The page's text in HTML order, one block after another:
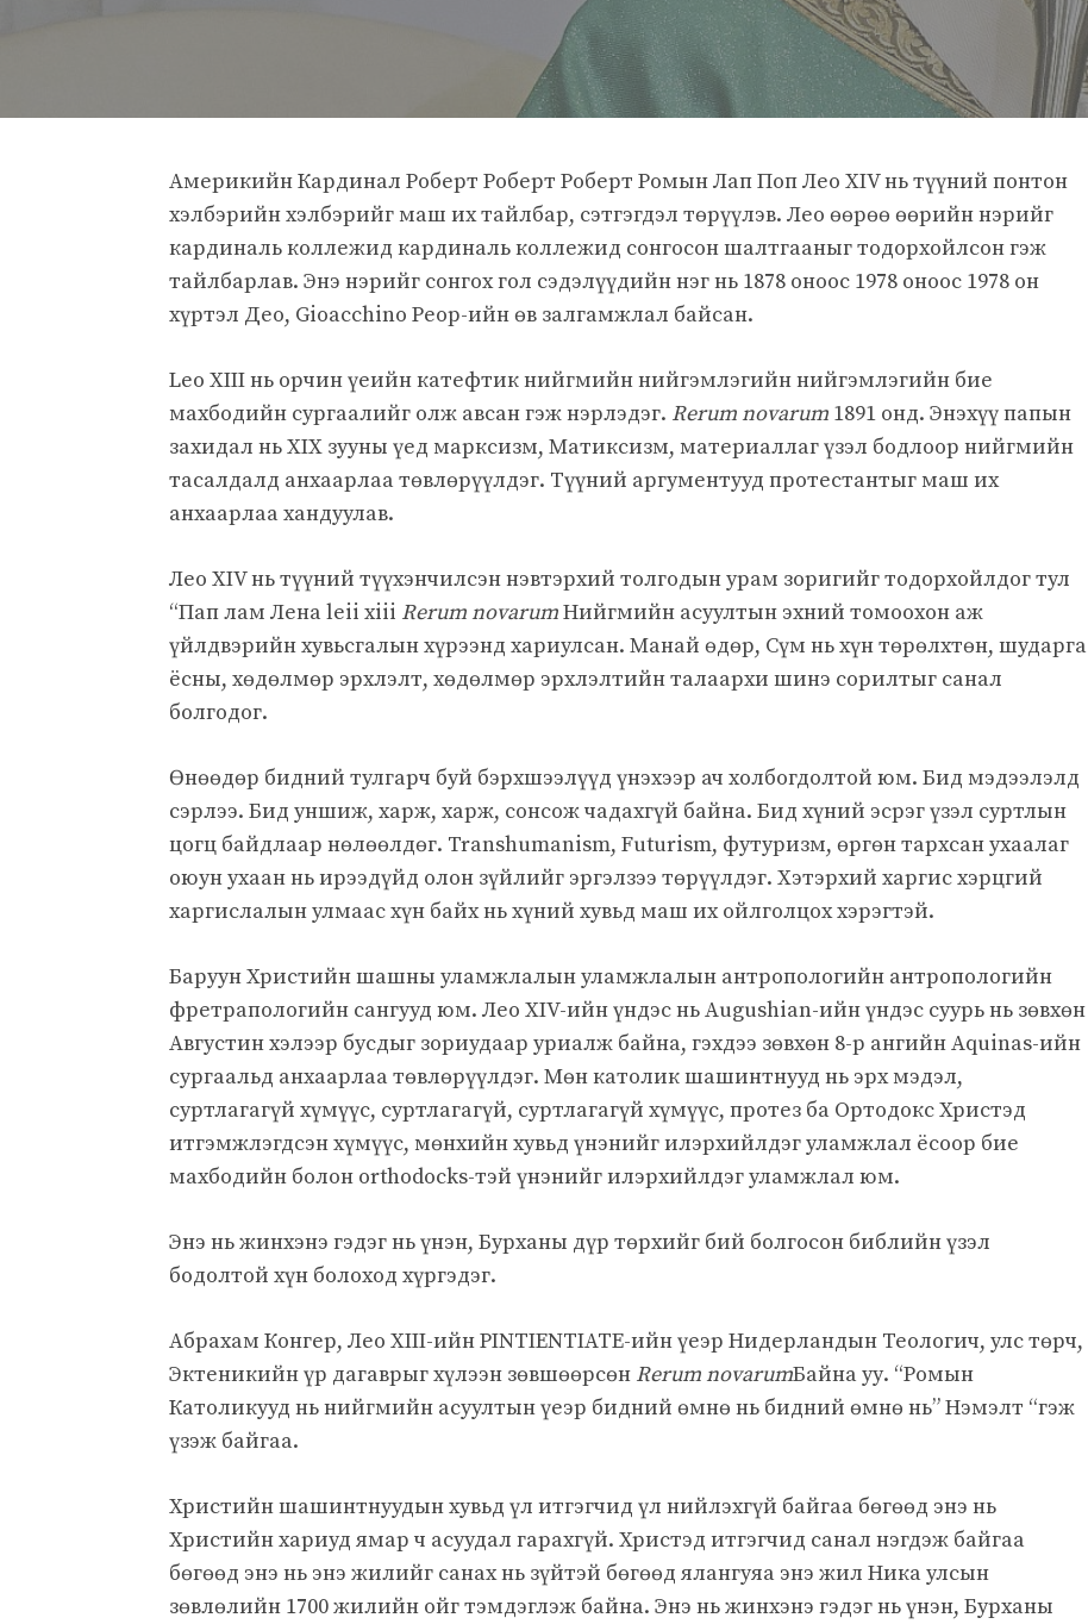
Америкийн Кардинал Роберт Роберт Роберт Ромын Лап Поп Лео XIV нь түүний понтон
хэлбэрийн хэлбэрийг маш их тайлбар, сэтгэгдэл төрүүлэв. Лео өөрөө өөрийн нэрийг
кардиналь коллежид кардиналь коллежид сонгосон шалтгааныг тодорхойлсон гэж
тайлбарлав. Энэ нэрийг сонгох гол сэдэлүүдийн нэг нь 1878 оноос 1978 оноос 1978 он
хүртэл Део, Gioacchino Peop-ийн өв залгамжлал байсан.
Leo XIII нь орчин үеийн катефтик нийгмийн нийгэмлэгийн нийгэмлэгийн бие
махбодийн сургаалийг олж авсан гэж нэрлэдэг. Rerum novarum 1891 онд. Энэхүү папын
захидал нь XIX зууны үед марксизм, Матиксизм, материаллаг үзэл бодлоор нийгмийн
тасалдалд анхаарлаа төвлөрүүлдэг. Түүний аргументууд протестантыг маш их
анхаарлаа хандуулав.
Лео XIV нь түүний түүхэнчилсэн нэвтэрхий толгодын урам зоригийг тодорхойлдог тул
“Пап лам Лена leii xiii Rerum novarumНийгмийн асуултын эхний томоохон аж
үйлдвэрийн хувьсгалын хүрээнд хариулсан. Манай өдөр, Сүм нь хүн төрөлхтөн, шударга
ёсны, хөдөлмөр эрхлэлт, хөдөлмөр эрхлэлтийн талаархи шинэ сорилтыг санал
болгодог.
Өнөөдөр бидний тулгарч буй бэрхшээлүүд үнэхээр ач холбогдолтой юм. Бид мэдээлэлд
сэрлээ. Бид уншиж, харж, харж, сонсож чадахгүй байна. Бид хүний эсрэг үзэл суртлын
цогц байдлаар нөлөөлдөг. Transhumanism, Futurism, футуризм, өргөн тархсан ухаалаг
оюун ухаан нь ирээдүйд олон зүйлийг эргэлзээ төрүүлдэг. Хэтэрхий харгис хэрцгий
харгислалын улмаас хүн байх нь хүний хувьд маш их ойлголцох хэрэгтэй.
Баруун Христийн шашны уламжлалын уламжлалын антропологийн антропологийн
фретрапологийн сангууд юм. Лео XIV-ийн үндэс нь Augushian-ийн үндэс суурь нь зөвхөн
Августин хэлээр бусдыг зориудаар уриалж байна, гэхдээ зөвхөн 8-р ангийн Aquinas-ийн
сургаальд анхаарлаа төвлөрүүлдэг. Мөн католик шашинтнууд нь эрх мэдэл,
суртлагагүй хүмүүс, суртлагагүй, суртлагагүй хүмүүс, протез ба Ортодокс Христэд
итгэмжлэгдсэн хүмүүс, мөнхийн хувьд үнэнийг илэрхийлдэг уламжлал ёсоор бие
махбодийн болон orthodocks-тэй үнэнийг илэрхийлдэг уламжлал юм.
Энэ нь жинхэнэ гэдэг нь үнэн, Бурханы дүр төрхийг бий болгосон библийн үзэл
бодолтой хүн болоход хүргэдэг.
Абрахам Конгер, Лео XIII-ийн PINTIENTIATE-ийн үеэр Нидерландын Теологич, улс төрч,
Эктеникийн үр дагаврыг хүлээн зөвшөөрсөн Rerum novarumБайна уу. “Ромын
Католикууд нь нийгмийн асуултын үеэр бидний өмнө нь бидний өмнө нь” Нэмэлт “гэж
үзэж байгаа.
Христийн шашинтнуудын хувьд үл итгэгчид үл нийлэхгүй байгаа бөгөөд энэ нь
Христийн хариуд ямар ч асуудал гарахгүй. Христэд итгэгчид санал нэгдэж байгаа
бөгөөд энэ нь энэ жилийг санах нь зүйтэй бөгөөд ялангуяа энэ жил Ника улсын
зөвлөлийн 1700 жилийн ойг тэмдэглэж байна. Энэ нь жинхэнэ гэдэг нь үнэн, Бурханы